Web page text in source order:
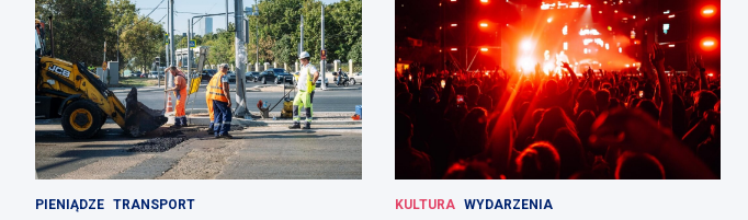
PIENIĄDZE TRANSPORT KULTURA WYDARZENIA